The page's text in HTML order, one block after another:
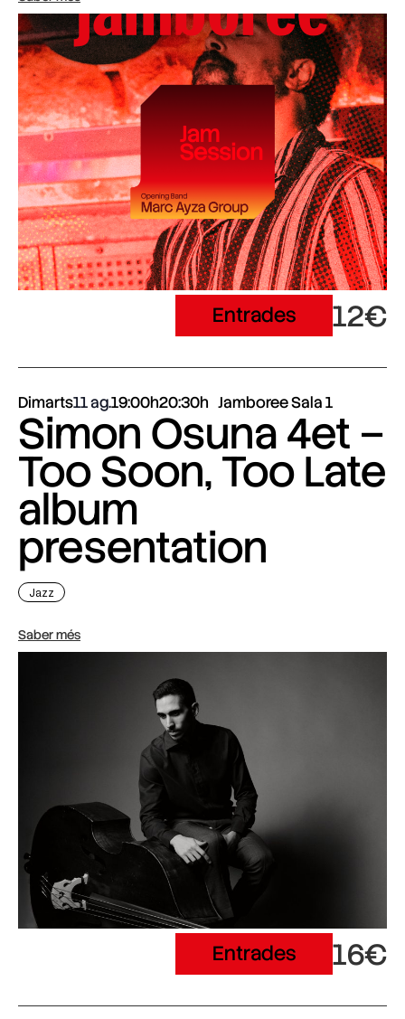
Entrades 12€
Dimarts11 ag.19:00h20:30h Jamboree Sala 1
Simon Osuna 4et –
Too Soon, Too Late
album
presentation
Jazz
Saber més
Entrades 16€